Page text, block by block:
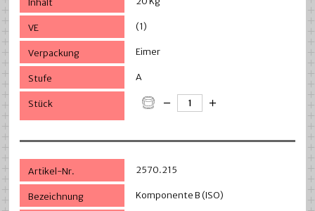
(1)
Eimer
A
2570.215
Komponente B (ISO)